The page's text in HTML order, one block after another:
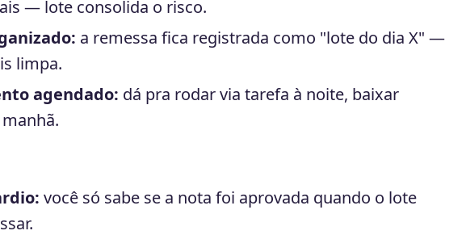
— lote consolida o risco.
a remessa fica registrada como "lote do dia X" —
limpa.
agendado: dá pra rodar via tarefa à noite, baixar
você só sabe se a nota foi aprovada quando o lote